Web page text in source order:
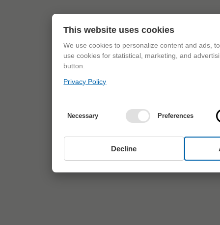
This website uses cookies
We use cookies to personalize content and ads,
use cookies for statistical, marketing, and
button.
Privacy Policy
Necessary Preferences
Decline